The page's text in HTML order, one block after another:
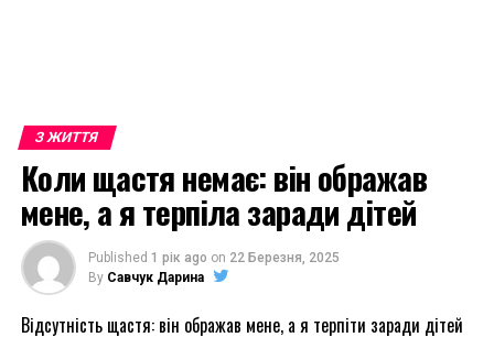
З ЖИТТЯ
Коли щастя немає: він ображав
мене, а я терпіла заради дітей
Published 1 рік ago on 22 Березня, 2025
By Савчук Дарина
Відсутність щастя: він ображав мене, а я терпіти заради дітей